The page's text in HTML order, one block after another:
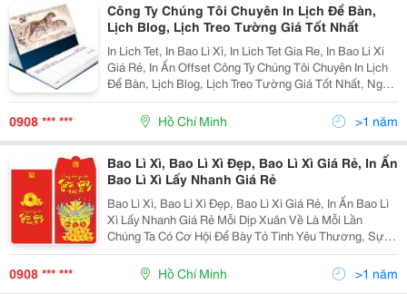
Công Ty Chúng Tôi Chuyên In Lịch Để Bàn,
Lịch Blog, Lịch Treo Tường Giá Tốt Nhất
In Lich Tet, In Bao Lì Xì, In Lich Tet Gia Re, In Bao Li Xi
Giá Rẻ, In Ấn Offset Công Ty Chúng Tôi Chuyên In Lịch
Để Bàn, Lịch Blog, Lịch Treo Tường Giá Tốt Nhất, Ngoài
Ra Chúng Tôi Còn Sản Xuất: - In Tem Nhãn Giấy - Decal,
Tờ Rơi, Tờ Bướm, Cat
0908 *** *** Hồ Chí Minh >1 năm
Bao Lì Xì, Bao Lì Xì Đẹp, Bao Lì Xì Giá Rẻ, In Ấn
Bao Lì Xì Lấy Nhanh Giá Rẻ
Bao Lì Xì, Bao Lì Xì Đẹp, Bao Lì Xì Giá Rẻ, In Ấn Bao Lì
Xì Lấy Nhanh Giá Rẻ Mỗi Dịp Xuân Về Là Mỗi Lần
Chúng Ta Có Cơ Hội Để Bày Tỏ Tình Yêu Thương, Sự
Quan Tâm Và Tri Ân Những Người Thân, Khách Hàng,
Đối Tác Làm Ăn Của Mỗi Cá Nhân, Tập Thể. X
0908 *** *** Hồ Chí Minh >1 năm